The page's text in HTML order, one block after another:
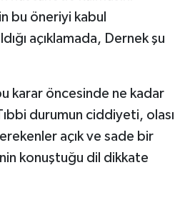
bu öneriyi kabul
açıklamada, Dernek şu
karar öncesinde ne kadar
durumun ciddiyeti, olası
açık ve sade bir
konuştuğu dil dikkate